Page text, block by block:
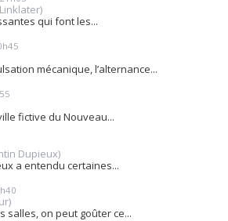
qui font les...
mécanique, l’alternance...
fictive du Nouveau...
Dupieux)
a entendu certaines...
salles, on peut goûter ce...